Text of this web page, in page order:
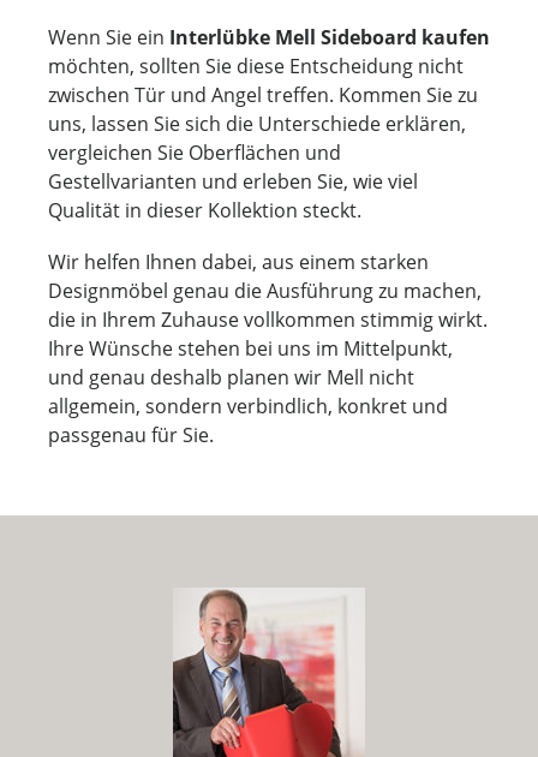
Wenn Sie ein Interlübke Mell Sideboard kaufen
möchten, sollten Sie diese Entscheidung nicht
zwischen Tür und Angel treffen. Kommen Sie zu
uns, lassen Sie sich die Unterschiede erklären,
vergleichen Sie Oberflächen und
Gestellvarianten und erleben Sie, wie viel
Qualität in dieser Kollektion steckt.
Wir helfen Ihnen dabei, aus einem starken
Designmöbel genau die Ausführung zu machen,
die in Ihrem Zuhause vollkommen stimmig wirkt.
Ihre Wünsche stehen bei uns im Mittelpunkt,
und genau deshalb planen wir Mell nicht
allgemein, sondern verbindlich, konkret und
passgenau für Sie.